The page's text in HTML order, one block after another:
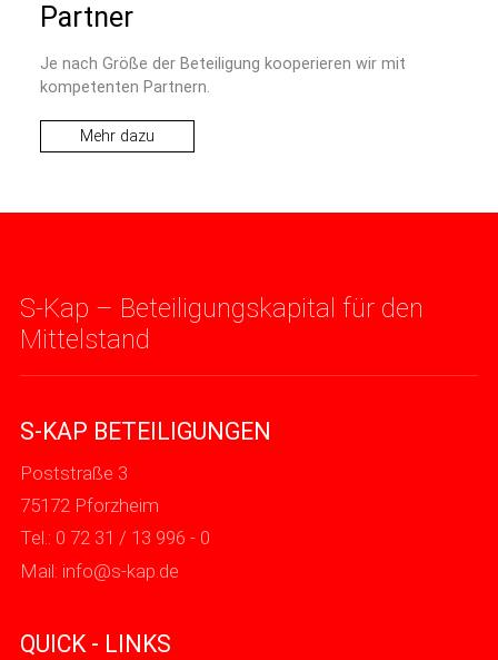
Partner
Je nach Größe der Beteiligung kooperieren wir mit
kompetenten Partnern.
Mehr dazu
S-Kap – Beteiligungskapital für den
Mittelstand
S-KAP BETEILIGUNGEN
Poststraße 3
75172 Pforzheim
Tel.: 0 72 31 / 13 996 - 0
Mail: nf s-k p d
QUICK - LINKS